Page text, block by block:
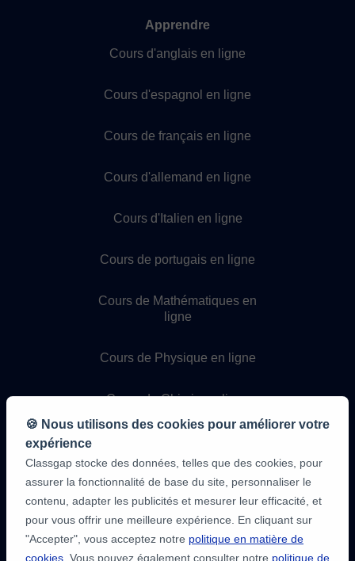
Apprendre
Cours d'anglais en ligne
Cours d'espagnol en ligne
Cours de français en ligne
Cours d'allemand en ligne
Cours d'Italien en ligne
Cours de portugais en ligne
Cours de Mathématiques en
ligne
Cours de Physique en ligne
Cours de Chimie en ligne
🍪 Nous utilisons des cookies pour améliorer votre
expérience
Classgap stocke des données, telles que des cookies, pour
assurer la fonctionnalité de base du site, personnaliser le
contenu, adapter les publicités et mesurer leur efficacité, et
pour vous offrir une meilleure expérience. En cliquant sur
"Accepter", vous acceptez notre politique en matière de
cookies . Vous pouvez également consulter notre politique de